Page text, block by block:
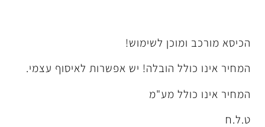
לשימוש!
הובלה! יש אפשרות לאיסוף עצמי.
מע"מ